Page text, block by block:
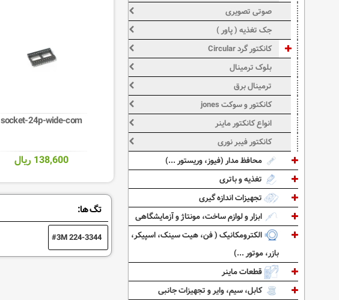
socket-24p-wide-com
138,600 ریال
تگ ها:
3M 224-3344
صوتی تصویری
جک تغذیه ( پاور )
کانکتور گرد Circular
بلوک ترمینال
ترمینال برق
کانکتور و سوکت jones
انواع کانکتور ماینر
کانکتور فیبر نوری
محافظ مدار (فیوز، وریستور ...)
تغذیه و باتری
تجهیزات اندازه گیری
ابزار و لوازم ساخت، مونتاژ و آزمایشگاهی
الکترومکانیک ( فن، هیت سینک، اسپیکر،
بازر، موتور ...)
قطعات ماینر
کابل، سیم، وایر و تجهیزات جانبی